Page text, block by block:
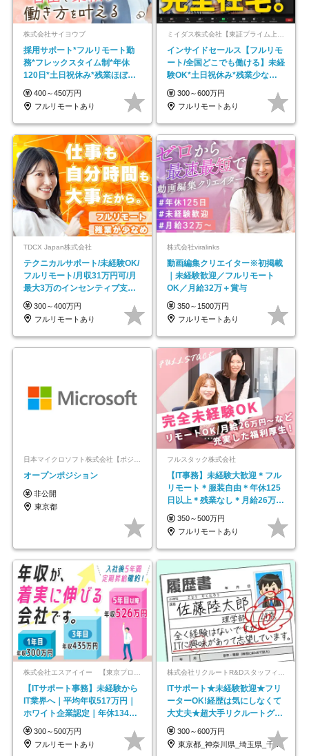
株式会社サイヨウブ
採用サポート*フルリモート勤
務*フレックスタイム制*年休
120日*土日祝休み*残業ほぼな
し*育児中社員8割以上
400～450万円
フルリモートあり
ミイダス株式会社【東証プライム上場パーソルグループ】
インサイドセールス【フルリモ
ート/全国どこでも働ける】未経
験OK*土日祝休み*残業少なめ*
在宅勤務手当あり
300～600万円
フルリモートあり
TDCX Japan株式会社
テクニカルサポート/未経験OK/
フルリモート/月収31万円可/月
最大3万のインセンティブ支給/
平均年齢33歳
300～400万円
フルリモートあり
株式会社viralinks
動画編集クリエイター※初掲載
｜未経験歓迎／フルリモート
OK／月給32万＋賞与
350～1500万円
フルリモートあり
日本マイクロソフト株式会社【ポジションマッチ登録】
オープンポジション
非公開
東京都
フルスタック株式会社
【IT事務】未経験大歓迎＊フル
リモート＊服装自由＊年休125
日以上＊残業なし＊月給26万円
以上
350～500万円
フルリモートあり
【ITサポート事務】未経験から
IT業界へ｜平均年収517万円｜
ホワイト企業認定｜年休134日
｜リモートOK
300～500万円
フルリモートあり
ITサポート★未経験歓迎★フリ
ーターOK!経歴は気にしなくて
大丈夫★超大手リクルートグル
ープの正社員/sg
300～600万円
東京都_神奈川県_埼玉県_千葉県_大阪府…